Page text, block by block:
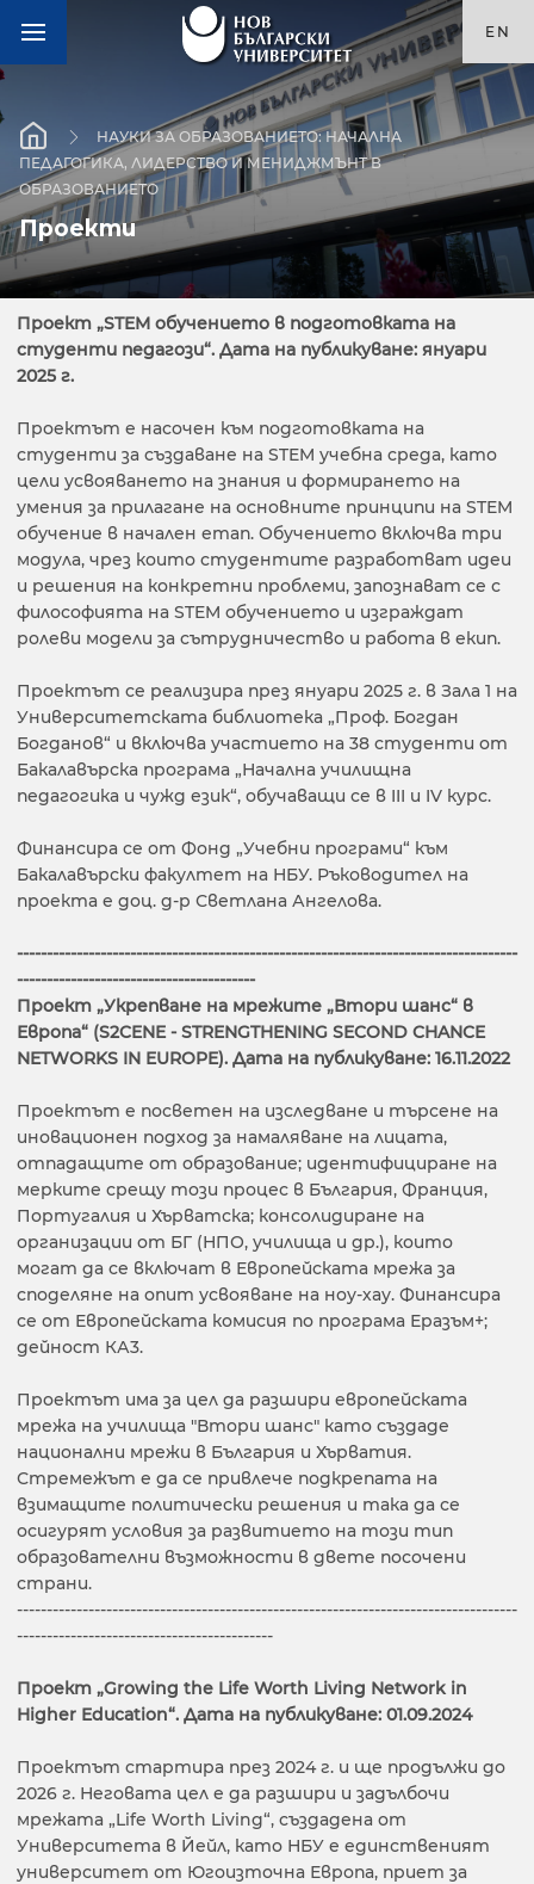
EN
НАУКИ ЗА ОБРАЗОВАНИЕТО: НАЧАЛНА
ПЕДАГОГИКА, ЛИДЕРСТВО И МЕНИДЖМЪНТ В
ОБРАЗОВАНИЕТО
Проекти
Проект „STEM обучението в подготовката на
студенти педагози“. Дата на публикуване: януари
2025 г.
Проектът е насочен към подготовката на
студенти за създаване на STEM учебна среда, като
цели усвояването на знания и формирането на
умения за прилагане на основните принципи на STEM
обучение в начален етап. Обучението включва три
модула, чрез които студентите разработват идеи
и решения на конкретни проблеми, запознават се с
философията на STEM обучението и изграждат
ролеви модели за сътрудничество и работа в екип.
Проектът се реализира през януари 2025 г. в Зала 1 на
Университетската библиотека „Проф. Богдан
Богданов“ и включва участието на 38 студенти от
Бакалавърска програма „Начална училищна
педагогика и чужд език“, обучаващи се в III и IV курс.
Финансира се от Фонд „Учебни програми“ към
Бакалавърски факултет на НБУ. Ръководител на
проекта е доц. д-р Светлана Ангелова.
------------------------------------------------------------------------------------
----------------------------------------
Проект „Укрепване на мрежите „Втори шанс“ в
Европа“ (S2CENE - STRENGTHENING SECOND CHANCE
NETWORKS IN EUROPE). Дата на публикуване: 16.11.2022
Проектът е посветен на изследване и търсене на
иновационен подход за намаляване на лицата,
отпадащите от образование; идентифициране на
мерките срещу този процес в България, Франция,
Португалия и Хърватска; консолидиране на
организации от БГ (НПО, училища и др.), които
могат да се включат в Европейската мрежа за
споделяне на опит усвояване на ноу-хау. Финансира
се от Европейската комисия по програма Еразъм+;
дейност КА3.
Проектът има за цел да разшири европейската
мрежа на училища "Втори шанс" като създаде
национални мрежи в България и Хърватия.
Стремежът е да се привлече подкрепата на
взимащите политически решения и така да се
осигурят условия за развитието на този тип
образователни възможности в двете посочени
страни.
------------------------------------------------------------------------------------
-------------------------------------------
Проект „Growing the Life Worth Living Network in
Higher Education“. Дата на публикуване: 01.09.2024
Проектът стартира през 2024 г. и ще продължи до
2026 г. Неговата цел е да разшири и задълбочи
мрежата „Life Worth Living“, създадена от
Университета в Йейл, като НБУ е единственият
университет от Югоизточна Европа, приет за